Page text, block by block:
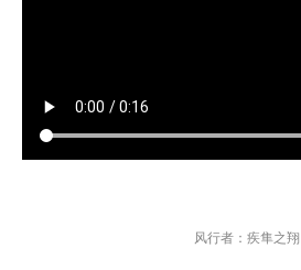
风行者：疾隼之翔